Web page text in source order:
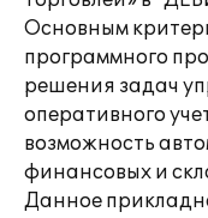
Основным
программного
решения задач
оперативного
возможность
финансовых и
Данное